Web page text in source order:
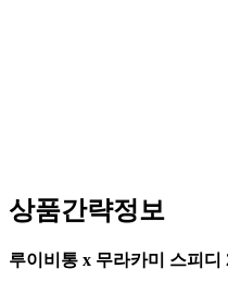
상품간략정보
루이비통 x 무라카미 스피디